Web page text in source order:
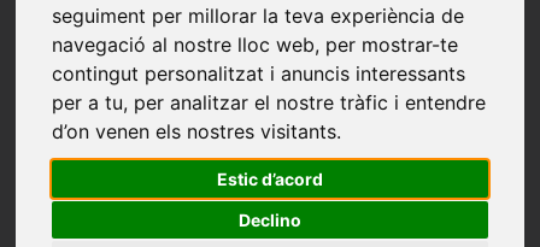
seguiment per millorar la teva experiència de
navegació al nostre lloc web, per mostrar-te
contingut personalitzat i anuncis interessants
per a tu, per analitzar el nostre tràfic i entendre
d’on venen els nostres visitants.
Estic d’acord
Declino
Sum Vermis, de Ferran Dordal i Albert Prat
L'Atlàntida (Vic)